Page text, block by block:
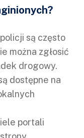
są często
można zgłosić
drogowy.
dostępne na
portali